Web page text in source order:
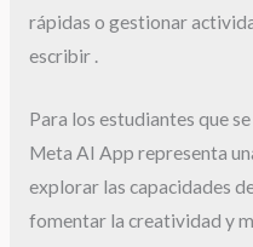
rápidas o gestionar
escribir .
Para los estudiantes que
Meta AI App representa
explorar las capacidades
fomentar la creatividad y